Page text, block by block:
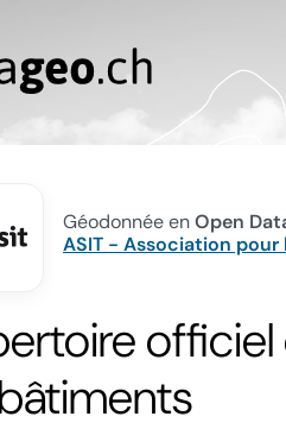
Géodonnée enOpen
ASIT - Association